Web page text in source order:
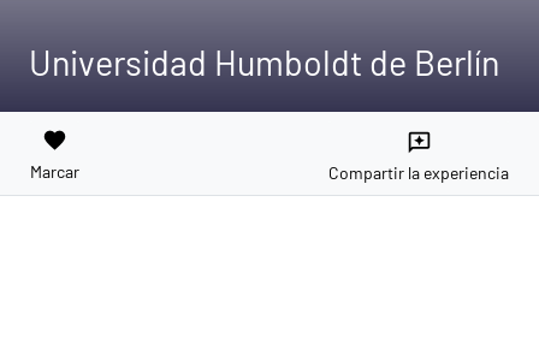
Universidad Humboldt de Berlín
favorite
Marcar
reviews
Compartir la experiencia